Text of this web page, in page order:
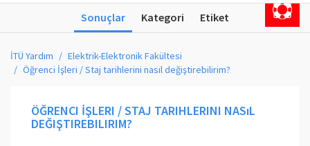
Sonuçlar Kategori Etiket
İTÜ Yardım
Elektrik-Elektronik Fakültesi
Öğrenci İşleri / Staj tarihlerini nasıl değiştirebilirim?
ÖĞRENCI İŞLERI / STAJ TARIHLERINI NASıL
DEĞIŞTIREBILIRIM?